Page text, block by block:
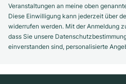
Veranstaltungen an meine oben
Diese Einwilligung kann jederzeit über
widerrufen werden. Mit der Anmeldung
dass Sie unsere
einverstanden sind, personalisierte